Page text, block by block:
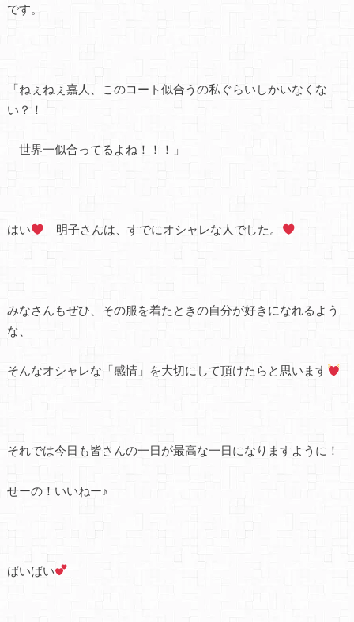
です。
「ねぇねぇ嘉人、このコート似合うの私ぐらいしかいなくな
い？！
世界一似合ってるよね！！！」
はい 明子さんは、すでにオシャレな人でした。
みなさんもぜひ、その服を着たときの自分が好きになれるよう
な、
そんなオシャレな「感情」を大切にして頂けたらと思います
それでは今日も皆さんの一日が最高な一日になりますように！
せーの！いいねー♪
ばいばい